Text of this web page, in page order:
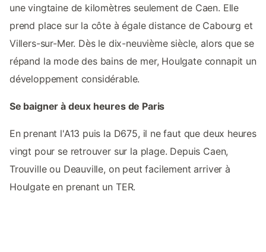
une vingtaine de kilomètres seulement de Caen. Elle
prend place sur la côte à égale distance de Cabourg et
Villers-sur-Mer. Dès le dix-neuvième siècle, alors que se
répand la mode des bains de mer, Houlgate connapit un
développement considérable.
Se baigner à deux heures de Paris
En prenant l'A13 puis la D675, il ne faut que deux heures
vingt pour se retrouver sur la plage. Depuis Caen,
Trouville ou Deauville, on peut facilement arriver à
Houlgate en prenant un TER.